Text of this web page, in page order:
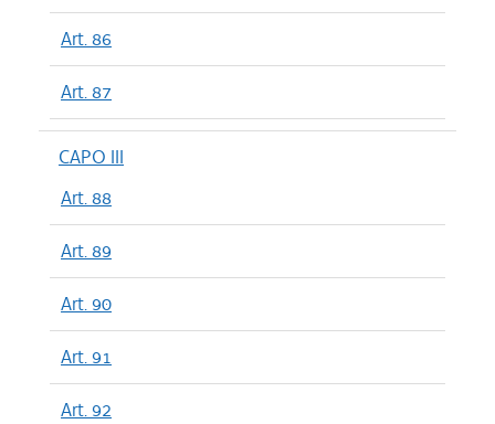
Art. 86
Art. 87
CAPO III
Art. 88
Art. 89
Art. 90
Art. 91
Art. 92